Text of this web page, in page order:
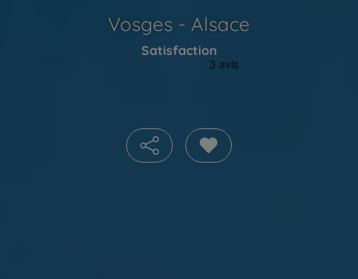
Vosges - Alsace
Satisfaction